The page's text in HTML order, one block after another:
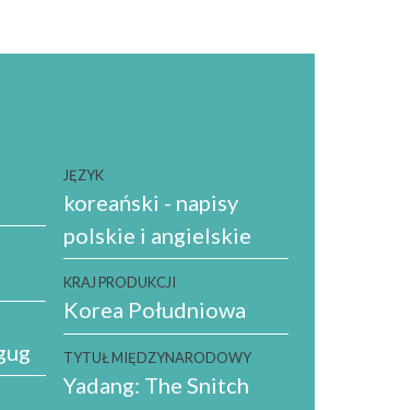
JĘZYK
koreański - napisy
polskie i angielskie
KRAJ PRODUKCJI
Korea Południowa
TYTUŁ MIĘDZYNARODOWY
Yadang: The Snitch